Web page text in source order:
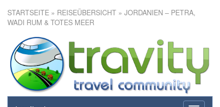
STARTSEITE » REISEÜBERSICHT » JORDANIEN – PETRA,
WADI RUM & TOTES MEER
Jordanien – Petra, Wadi Rum &
Totes Meer